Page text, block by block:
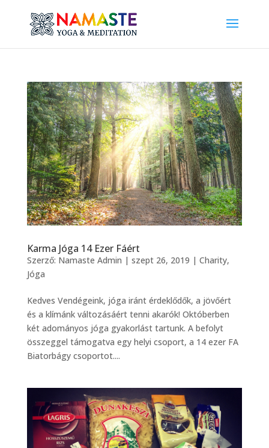
Karma Jóga 14 Ezer Fáért
Szerző: Namaste Admin | szept 26, 2019 | Charity,
Jóga
Kedves Vendégeink, jóga iránt érdeklődők, a jövőért
és a klímánk változásáért tenni akarók! Októberben
két adományos jóga gyakorlást tartunk. A befolyt
összeggel támogatva egy helyi csoport, a 14 ezer FA
Biatorbágy csoportot....